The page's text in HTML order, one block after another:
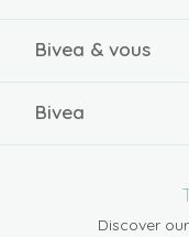
Bivea & vous
Bivea
Discover